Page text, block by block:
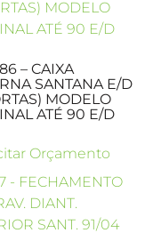
– CAIXA
SANTANA E/D
MODELO
ATÉ 90 E/D
Orçamento